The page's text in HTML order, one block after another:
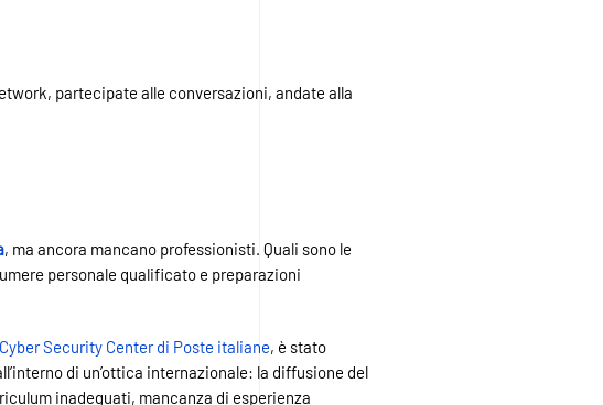
partecipate alle conversazioni, andate alla
, ma ancora mancano professionisti. Quali sono le
personale qualificato e preparazioni
Security Center di Poste italiane, è stato
di un’ottica internazionale: la diffusione del
inadeguati, mancanza di esperienza